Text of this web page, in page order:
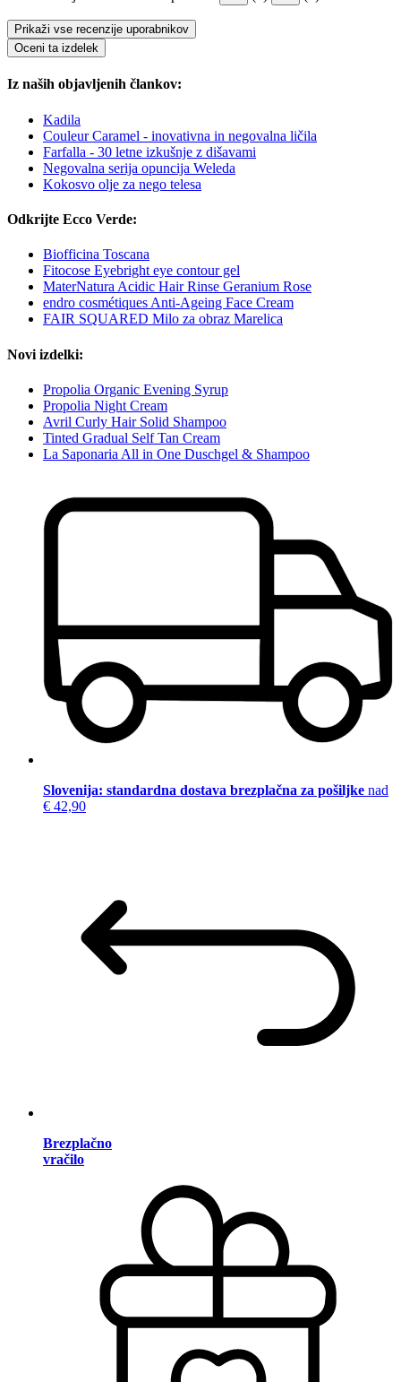
Prikaži vse recenzije uporabnikov
Oceni ta izdelek
Iz naših objavljenih člankov:
Kadila
Couleur Caramel - inovativna in negovalna ličila
Farfalla - 30 letne izkušnje z dišavami
Negovalna serija opuncija Weleda
Kokosvo olje za nego telesa
Odkrijte Ecco Verde:
Biofficina Toscana
Fitocose Eyebright eye contour gel
MaterNatura Acidic Hair Rinse Geranium Rose
endro cosmétiques Anti-Ageing Face Cream
FAIR SQUARED Milo za obraz Marelica
Novi izdelki:
Propolia Organic Evening Syrup
Propolia Night Cream
Avril Curly Hair Solid Shampoo
Tinted Gradual Self Tan Cream
La Saponaria All in One Duschgel & Shampoo
Slovenija: standardna dostava brezplačna za pošiljke nad
€ 42,90
Brezplačno
vračilo